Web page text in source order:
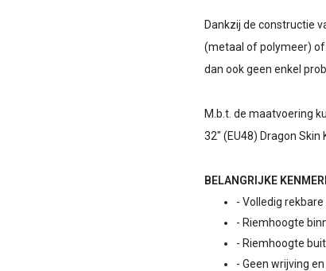
Dankzij de constructie
(metaal of polymeer) of
dan ook geen enkel
M.b.t. de maatvoering
32" (EU48) Dragon Skin
BELANGRIJKE
- Volledig
- Riemhoogte
- Riemhoogte
- Geen wrijving